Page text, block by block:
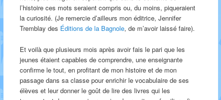
l’histoire ces mots seraient compris ou, du moins, piqueraient
la curiosité. (Je remercie d’ailleurs mon éditrice, Jennifer
Tremblay des Éditions de la Bagnole, de m’avoir laissé faire).
Et voilà que plusieurs mois après avoir fais le pari que les
jeunes étaient capables de comprendre, une enseignante
confirme le tout, en profitant de mon histoire et de mon
passage dans sa classe pour enrichir le vocabulaire de ses
élèves et leur donner le goût de lire des livres qui les